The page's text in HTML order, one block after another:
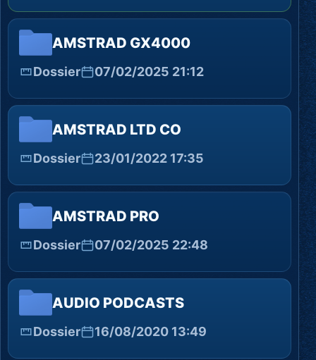
AMSTRAD GX4000
Dossier 07/02/2025 21:12
AMSTRAD LTD CO
Dossier 23/01/2022 17:35
AMSTRAD PRO
Dossier 07/02/2025 22:48
AUDIO PODCASTS
Dossier 16/08/2020 13:49